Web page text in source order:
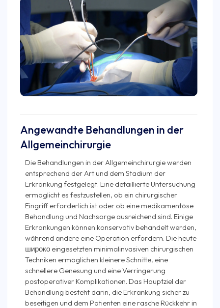
Angewandte Behandlungen in der
Allgemeinchirurgie
Die Behandlungen in der Allgemeinchirurgie werden
entsprechend der Art und dem Stadium der
Erkrankung festgelegt. Eine detaillierte Untersuchung
ermöglicht es festzustellen, ob ein chirurgischer
Eingriff erforderlich ist oder ob eine medikamentöse
Behandlung und Nachsorge ausreichend sind. Einige
Erkrankungen können konservativ behandelt werden,
während andere eine Operation erfordern. Die heute
широко eingesetzten minimalinvasiven chirurgischen
Techniken ermöglichen kleinere Schnitte, eine
schnellere Genesung und eine Verringerung
postoperativer Komplikationen. Das Hauptziel der
Behandlung besteht darin, die Erkrankung sicher zu
beseitigen und dem Patienten eine rasche Rückkehr in